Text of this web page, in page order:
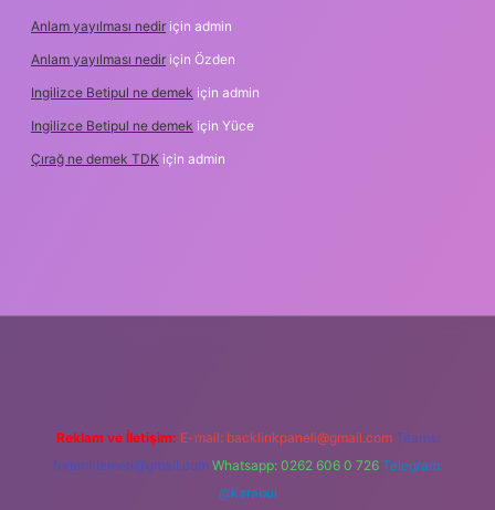
Anlam yayılması nedir için admin
Anlam yayılması nedir için Özden
Ingilizce Betipul ne demek için admin
Ingilizce Betipul ne demek için Yüce
Çırağ ne demek TDK için admin
Reklam ve İletişim: E-mail: backlinkpaneli@gmail.com Teams:
forumhizmeti@gmail.com Whatsapp: 0262 606 0 726 Telegram:
@karabul